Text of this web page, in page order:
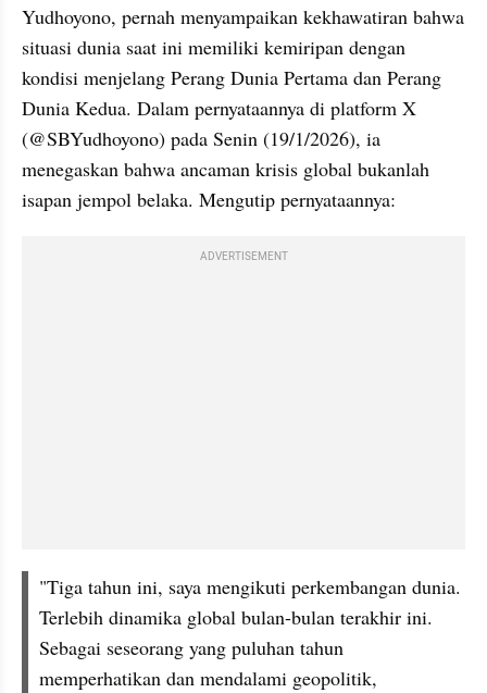
Yudhoyono, pernah menyampaikan kekhawatiran bahwa
situasi dunia saat ini memiliki kemiripan dengan
kondisi menjelang Perang Dunia Pertama dan Perang
Dunia Kedua. Dalam pernyataannya di platform X
(@SBYudhoyono) pada Senin (19/1/2026), ia
menegaskan bahwa ancaman krisis global bukanlah
isapan jempol belaka. Mengutip pernyataannya:
ADVERTISEMENT
"Tiga tahun ini, saya mengikuti perkembangan dunia.
Terlebih dinamika global bulan-bulan terakhir ini.
Sebagai seseorang yang puluhan tahun
memperhatikan dan mendalami geopolitik,